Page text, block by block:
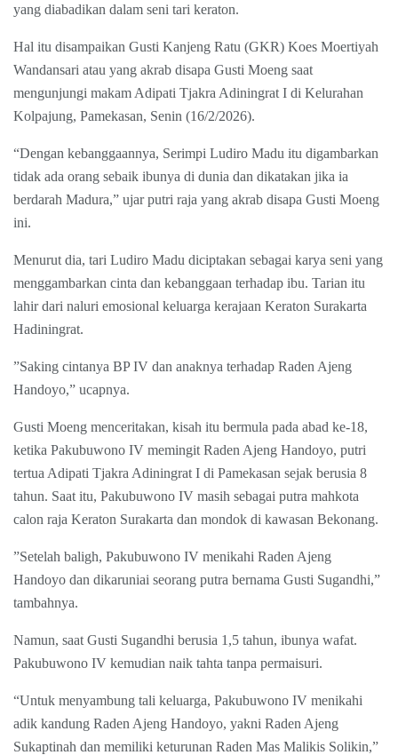
yang diabadikan dalam seni tari keraton.
Hal itu disampaikan Gusti Kanjeng Ratu (GKR) Koes Moertiyah
Wandansari atau yang akrab disapa Gusti Moeng saat
mengunjungi makam Adipati Tjakra Adiningrat I di Kelurahan
Kolpajung, Pamekasan, Senin (16/2/2026).
“Dengan kebanggaannya, Serimpi Ludiro Madu itu digambarkan
tidak ada orang sebaik ibunya di dunia dan dikatakan jika ia
berdarah Madura,” ujar putri raja yang akrab disapa Gusti Moeng
ini.
Menurut dia, tari Ludiro Madu diciptakan sebagai karya seni yang
menggambarkan cinta dan kebanggaan terhadap ibu. Tarian itu
lahir dari naluri emosional keluarga kerajaan Keraton Surakarta
Hadiningrat.
”Saking cintanya BP IV dan anaknya terhadap Raden Ajeng
Handoyo,” ucapnya.
Gusti Moeng menceritakan, kisah itu bermula pada abad ke-18,
ketika Pakubuwono IV memingit Raden Ajeng Handoyo, putri
tertua Adipati Tjakra Adiningrat I di Pamekasan sejak berusia 8
tahun. Saat itu, Pakubuwono IV masih sebagai putra mahkota
calon raja Keraton Surakarta dan mondok di kawasan Bekonang.
”Setelah baligh, Pakubuwono IV menikahi Raden Ajeng
Handoyo dan dikaruniai seorang putra bernama Gusti Sugandhi,”
tambahnya.
Namun, saat Gusti Sugandhi berusia 1,5 tahun, ibunya wafat.
Pakubuwono IV kemudian naik tahta tanpa permaisuri.
“Untuk menyambung tali keluarga, Pakubuwono IV menikahi
adik kandung Raden Ajeng Handoyo, yakni Raden Ajeng
Sukaptinah dan memiliki keturunan Raden Mas Malikis Solikin,”